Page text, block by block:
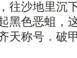
往沙地里沉
黑色恶蛆，
天称号．破